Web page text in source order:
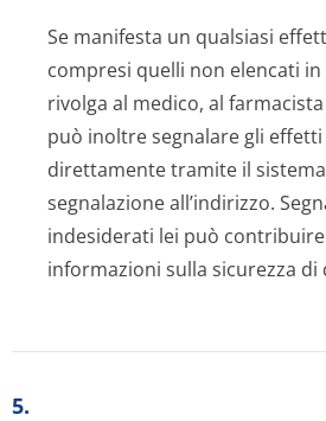
Se manifesta un qualsiasi
compresi quelli non elencati
rivolga al medico, al
può inoltre segnalare gli
direttamente tramite il
segnalazione all’indirizzo.
indesiderati lei può
informazioni sulla sicurezza di
5.